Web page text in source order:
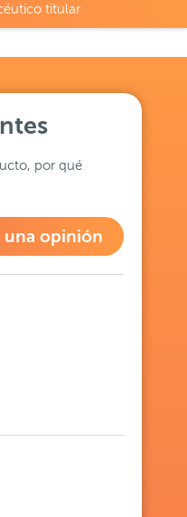
titular
por qué
una opinión